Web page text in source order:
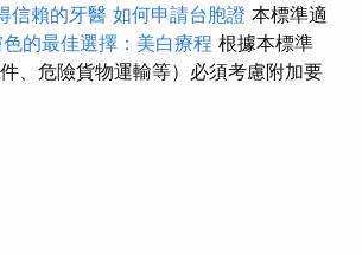
信賴的牙醫 如何申請台胞證 本標準適
的最佳選擇：美白療程 根據本標準
、危險貨物運輸等）必須考慮附加要